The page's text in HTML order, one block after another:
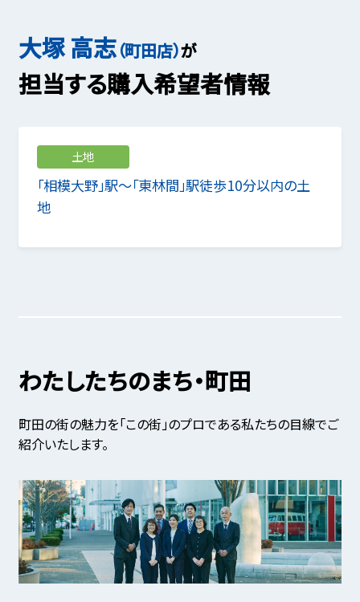
大塚 高志（町田店）が
担当する購入希望者情報
土地
「相模大野」駅～「東林間」駅徒歩10分以内の土
地
わたしたちのまち・町田
町田の街の魅力を「この街」のプロである私たちの目線でご
紹介いたします。